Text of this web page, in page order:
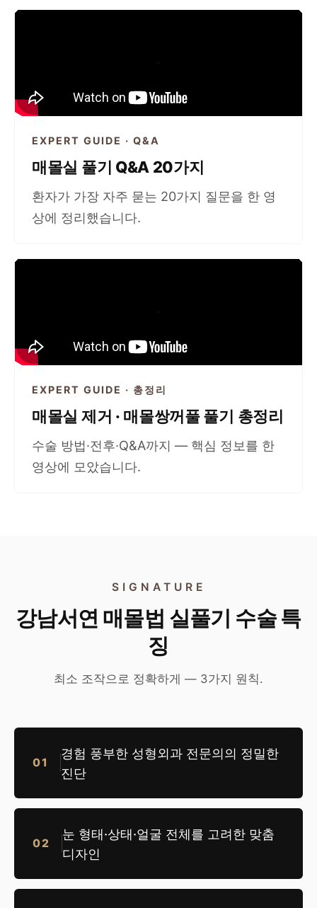
EXPERT GUIDE · Q&A
매몰실 풀기 Q&A 20가지
환자가 가장 자주 묻는 20가지 질문을 한 영
상에 정리했습니다.
EXPERT GUIDE · 총정리
매몰실 제거 · 매몰쌍꺼풀 풀기 총정리
수술 방법·전후·Q&A까지 — 핵심 정보를 한
영상에 모았습니다.
SIGNATURE
강남서연 매몰법 실풀기 수술 특
징
최소 조작으로 정확하게 — 3가지 원칙.
01
경험 풍부한 성형외과 전문의의 정밀한
진단
02
눈 형태·상태·얼굴 전체를 고려한 맞춤
디자인